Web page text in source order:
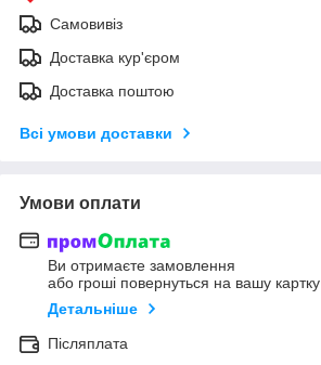
Самовивіз
Доставка кур'єром
Доставка поштою
Всі умови доставки
Умови оплати
Ви отримаєте замовлення
або гроші повернуться на вашу картку
Детальніше
Післяплата